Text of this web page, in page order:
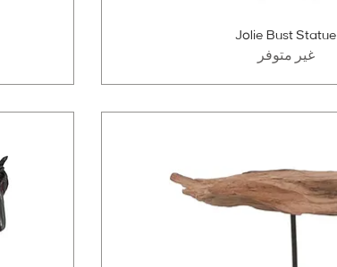
Jolie Bust Statue
غير متوفر